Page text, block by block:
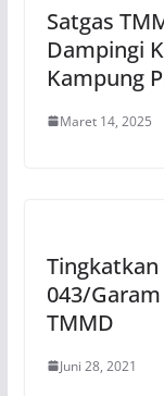
Satgas
Dampingi
Kampung
Maret 14, 2025
043/
TMMD
Juni 28, 2021